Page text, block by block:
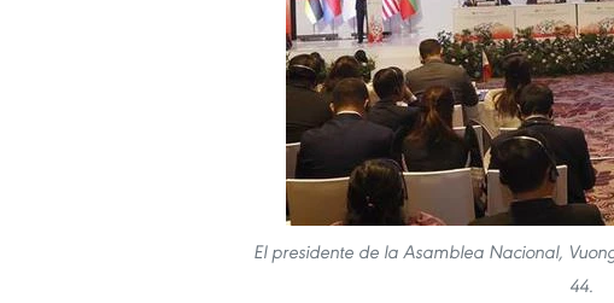
El presidente de la Asamblea Nacional,
44.